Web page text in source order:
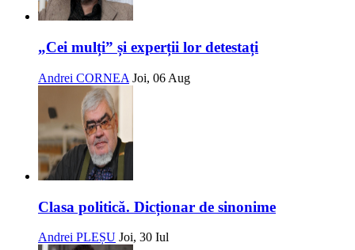
„Cei mulți” și experții lor detestați
Andrei CORNEA Joi, 06 Aug
Clasa politică. Dicționar de sinonime
Andrei PLEȘU Joi, 30 Iul